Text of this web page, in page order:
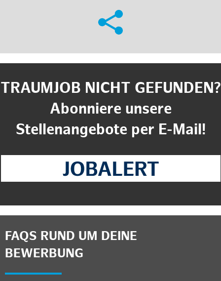
TRAUMJOB NICHT GEFUNDEN?
Abonniere unsere
Stellenangebote per E-Mail!
FAQS RUND UM DEINE
BEWERBUNG